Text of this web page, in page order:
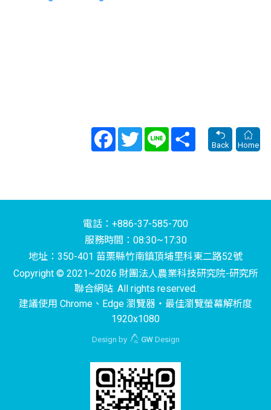
FacebookTwitter Line
Share
Back
Home
電話：+886-37-585-700
服務時間：08:30~17:30
地址：350-401 苗栗縣竹南鎮頂埔里科東二路52號
Copyright © 2021~2026 財團法人農業科技研究院-研究所
聯合網站. All rights reserved.
建議使用 Chrome、Edge 瀏覽器‧最佳瀏覽螢幕解析度
1920x1080
Design by GWDesign